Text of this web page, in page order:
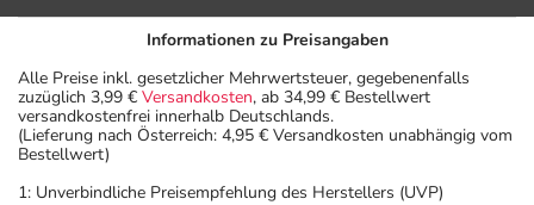
Informationen zu Preisangaben
Alle Preise inkl. gesetzlicher Mehrwertsteuer, gegebenenfalls
zuzüglich 3,99 € Versandkosten, ab 34,99 € Bestellwert
versandkostenfrei innerhalb Deutschlands.
(Lieferung nach Österreich: 4,95 € Versandkosten unabhängig vom
Bestellwert)
1: Unverbindliche Preisempfehlung des Herstellers (UVP)